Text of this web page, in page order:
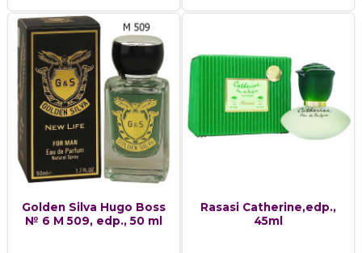
Golden Silva Hugo Boss
№ 6 M 509, edp., 50 ml
Rasasi Catherine,edp.,
45ml